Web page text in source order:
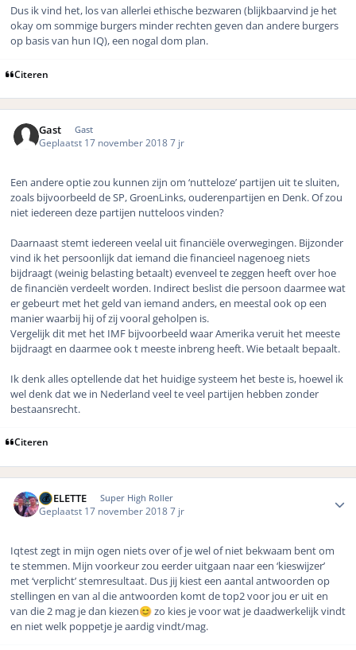
Dus ik vind het, los van allerlei ethische bezwaren (blijkbaarvind je het
okay om sommige burgers minder rechten geven dan andere burgers
op basis van hun IQ), een nogal dom plan.
Citeren
Gast Gast
Geplaatst 17 november 20187 jr
Een andere optie zou kunnen zijn om ‘nutteloze’ partijen uit te sluiten,
zoals bijvoorbeeld de SP, GroenLinks, ouderenpartijen en Denk. Of zou
niet iedereen deze partijen nutteloos vinden?
Daarnaast stemt iedereen veelal uit financiële overwegingen. Bijzonder
vind ik het persoonlijk dat iemand die financieel nagenoeg niets
bijdraagt (weinig belasting betaalt) evenveel te zeggen heeft over hoe
de financiën verdeelt worden. Indirect beslist die persoon daarmee wat
er gebeurt met het geld van iemand anders, en meestal ook op een
manier waarbij hij of zij vooral geholpen is.
Vergelijk dit met het IMF bijvoorbeeld waar Amerika veruit het meeste
bijdraagt en daarmee ook t meeste inbreng heeft. Wie betaalt bepaalt.
Ik denk alles optellende dat het huidige systeem het beste is, hoewel ik
wel denk dat we in Nederland veel te veel partijen hebben zonder
bestaansrecht.
Citeren
ROELETTE Super High Roller
Geplaatst 17 november 20187 jr
Iqtest zegt in mijn ogen niets over of je wel of niet bekwaam bent om
te stemmen. Mijn voorkeur zou eerder uitgaan naar een ‘kieswijzer’
met ‘verplicht’ stemresultaat. Dus jij kiest een aantal antwoorden op
stellingen en van al die antwoorden komt de top2 voor jou er uit en
van die 2 mag je dan kiezen😊 zo kies je voor wat je daadwerkelijk vindt
en niet welk poppetje je aardig vindt/mag.